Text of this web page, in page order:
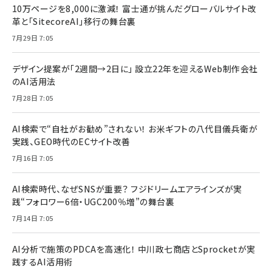
10万ページを8,000に激減！ 富士通が挑んだグローバルサイト改
革と「SitecoreAI」移行の舞台裏
7月29日 7:05
デザイン提案が「2週間→2日に」 設立22年を迎えるWeb制作会社
のAI活用法
7月28日 7:05
AI検索で“自社がお勧め”されない！ お米ギフトの八代目儀兵衛が
実践、GEO時代のECサイト改善
7月16日 7:05
AI検索時代、なぜSNSが重要？ フジドリームエアラインズが実
践“フォロワー6倍・UGC200％増”の舞台裏
7月14日 7:05
AI分析で施策のPDCAを高速化！ 中川政七商店とSprocketが実
践するAI活用術